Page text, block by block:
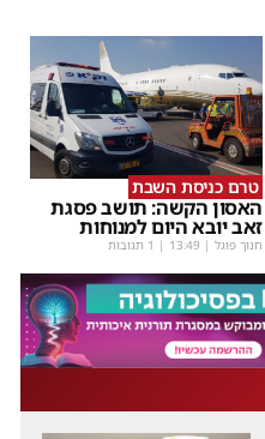
טרם כניסת השבת
האסון הקשה: תושב פסגת
זאב יובא היום למנוחות
חנוך פוגל |
13:49 | 1 תגובות